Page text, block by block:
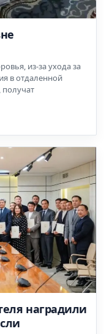
из-за ухода за
в отдаленной
получат
наградили